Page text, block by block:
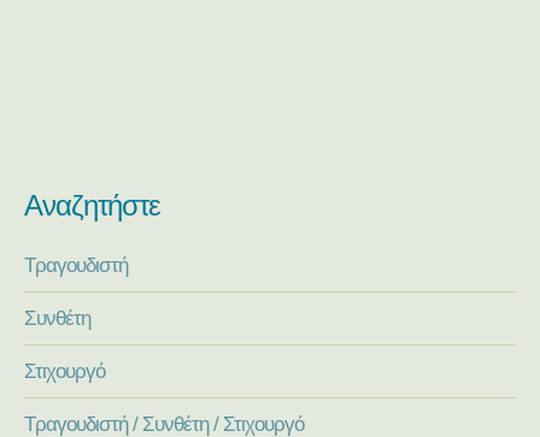
Αναζητήστε
Τραγουδιστή
Συνθέτη
Στιχουργό
Τραγουδιστή / Συνθέτη / Στιχουργό